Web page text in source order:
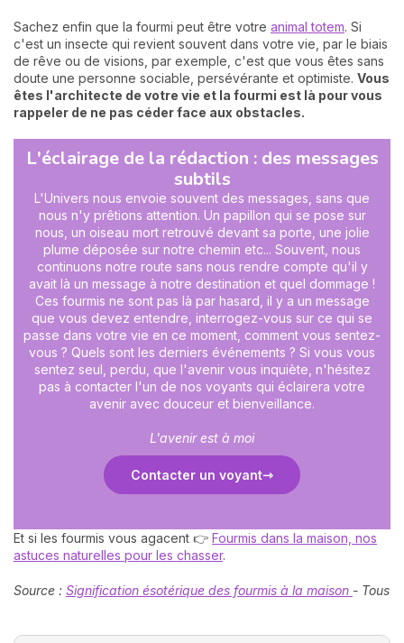
Sachez enfin que la fourmi peut être votre animal totem. Si
c'est un insecte qui revient souvent dans votre vie, par le biais
de rêve ou de visions, par exemple, c'est que vous êtes sans
doute une personne sociable, persévérante et optimiste. Vous
êtes l'architecte de votre vie et la fourmi est là pour vous
rappeler de ne pas céder face aux obstacles.
L'éclairage de la rédaction : des messages
subtils
L'Univers nous envoie souvent des messages, sans que
nous n'y prêtions attention. Un papillon qui se pose sur
nous, un oiseau mort retrouvé devant sa porte, une jolie
plume déposée sur notre chemin etc... Souvent, nous
continuons notre route sans nous rendre compte qu'il y
avait là un message à notre destination et quel dommage !
Ces fourmis ne sont pas là par hasard, il y a un message
que vous devez entendre, interrogez-vous sur ce qui se
passe dans votre vie en ce moment, comment vous sentez-
vous ? Quels sont les derniers événements ? Si vous vous
sentez seul, perdu, que l'avenir vous inquiète, n'hésitez
pas à contacter l'un de nos voyants qui éclairera votre
avenir avec douceur et bienveillance.
L'avenir est à moi
Contacter un voyant
Et si les fourmis vous agacent 👉 Fourmis dans la maison, nos
astuces naturelles pour les chasser.
Source : Signification ésotérique des fourmis à la maison - Tous